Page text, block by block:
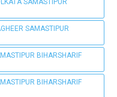
SAMASTIPUR
BIHARSHARIF
BIHARSHARIF